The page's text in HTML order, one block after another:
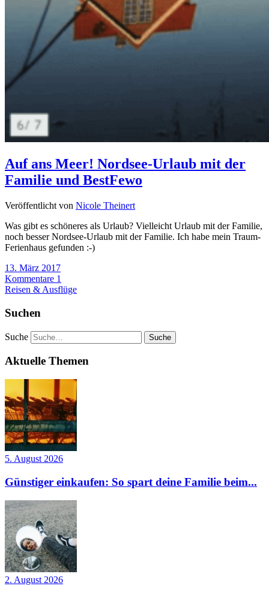
Auf ans Meer! Nordsee-Urlaub mit der
Familie und BestFewo
Veröffentlicht von Nicole Theinert
Was gibt es schöneres als Urlaub? Vielleicht Urlaub mit der Familie,
noch besser Nordsee-Urlaub mit der Familie. Ich habe mein Traum-
Ferienhaus gefunden :-)
13. März 2017
Kommentare 1
Reisen & Ausflüge
Suchen
Suche
Aktuelle Themen
5. August 2026
Günstiger einkaufen: So spart deine Familie beim...
2. August 2026